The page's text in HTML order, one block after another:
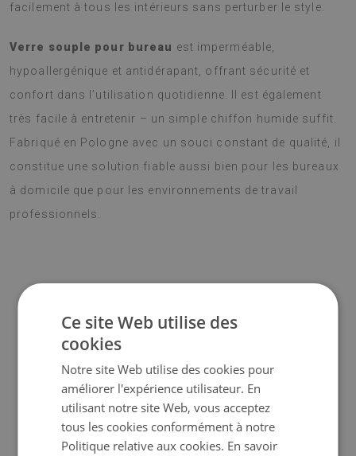
facilement à tous les intérieurs sans perturber le style.
Verre souple pour bureau est imperméable,
hypoallergénique et antidérapant, offrant sécurité et
confort dans l’utilisation quotidienne. Il est également
très facile à entretenir – un simple chiffon humide suffit.
Fabriqué en Pologne avec un souci constant de qualité, il
constitue une solution fiable aussi bien pour les bureaux
à domicile que pour les environnements de travail
professionnels.
♦ Type : tapis de protection
♦ Forme : carrée, rectangulaire
♦ Dimensions : 55x55 cm, 80x40 cm, 90x45 cm, 90x55 cm,
100x50 cm, 120x50 cm, 120x60 cm, 140x80 cm, 160x80 cm
Ce site Web utilise des
cookies
Notre site Web utilise des cookies pour
améliorer l'expérience utilisateur. En
utilisant notre site Web, vous acceptez
tous les cookies conformément à notre
Politique relative aux cookies. En savoir